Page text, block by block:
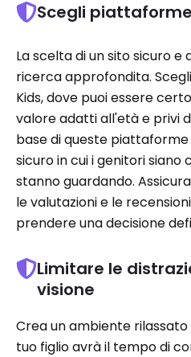
Scegli
La scelta di un sito sicuro e
ricerca approfondita.
Kids, dove puoi essere
valore adatti all'età e privi
base di queste
sicuro in cui i genitori siano
stanno guardando.
le valutazioni e le
prendere una decisione
Limitare le
visione
Crea un ambiente
tuo figlio avrà il tempo di